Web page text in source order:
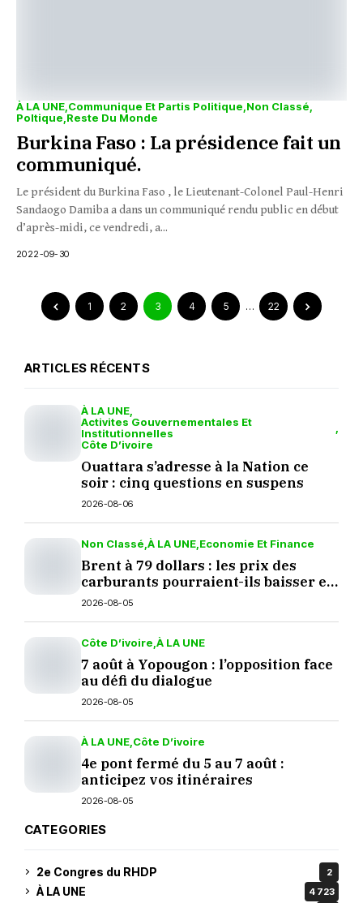
À LA UNE Communique Et Partis Politique Non Classé
Poltique Reste Du Monde
Burkina Faso : La présidence fait un
communiqué.
Le président du Burkina Faso , le Lieutenant-Colonel Paul-Henri
Sandaogo Damiba a dans un communiqué rendu public en début
d’après-midi, ce vendredi, a...
2022-09-30
1 2 3 4 5 … 22
ARTICLES RÉCENTS
À LA UNE
Activites Gouvernementales Et
Institutionnelles
Côte D’ivoire
Ouattara s’adresse à la Nation ce
soir : cinq questions en suspens
2026-08-06
Non Classé À LA UNE Economie Et Finance
Brent à 79 dollars : les prix des
carburants pourraient-ils baisser en
septembre ?
2026-08-05
Côte D’ivoire À LA UNE
7 août à Yopougon : l’opposition face
au défi du dialogue
2026-08-05
À LA UNE Côte D’ivoire
4e pont fermé du 5 au 7 août :
anticipez vos itinéraires
2026-08-05
CATEGORIES
2e Congres du RHDP 2
À LA UNE 4 723